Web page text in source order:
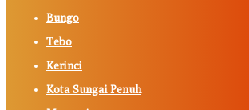
Bungo
Tebo
Kerinci
Kota Sungai Penuh